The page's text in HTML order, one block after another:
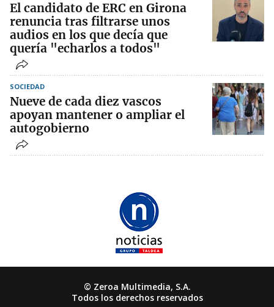
El candidato de ERC en Girona
renuncia tras filtrarse unos
audios en los que decía que
quería "echarlos a todos"
SOCIEDAD
Nueve de cada diez vascos
apoyan mantener o ampliar el
autogobierno
© Zeroa Multimedia, S.A.
Todos los derechos reservados